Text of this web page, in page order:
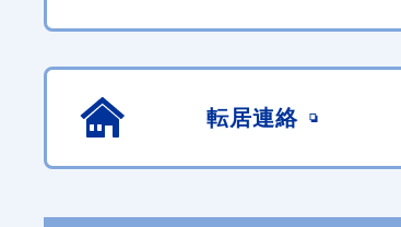
転居連絡